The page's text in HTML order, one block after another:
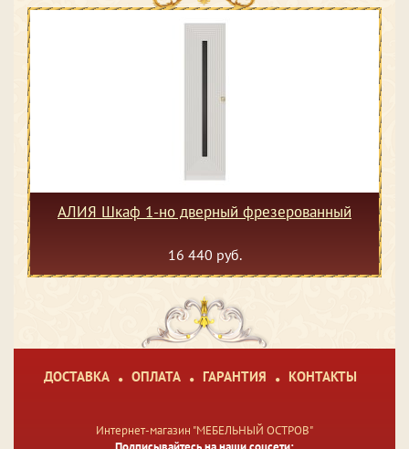
АЛИЯ Шкаф 1-но дверный фрезерованный
16 440 руб.
ДОСТАВКА ОПЛАТА ГАРАНТИЯ КОНТАКТЫ
Интернет-магазин "МЕБЕЛЬНЫЙ ОСТРОВ"